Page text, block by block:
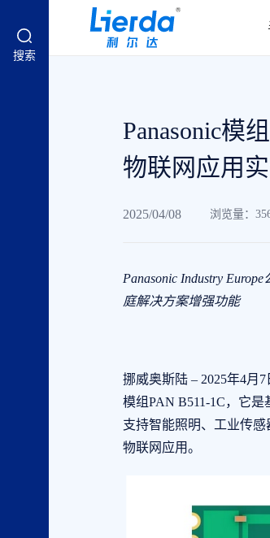
搜索
Panasonic模
物联网应用
2025/04/08 浏览量：
Panasonic Industry
庭解决方案增强功能
挪威奥斯陆 – 2025年4月
模组PAN B511-1C，它是
支持智能照明、工业传
物联网应用。